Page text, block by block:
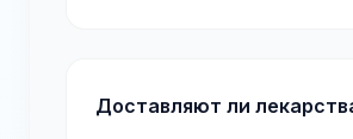
Доставляют ли